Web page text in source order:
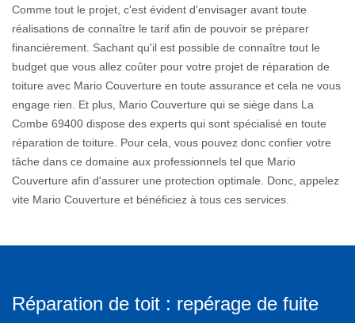
Comme tout le projet, c'est évident d'envisager avant toute
réalisations de connaître le tarif afin de pouvoir se préparer
financièrement. Sachant qu'il est possible de connaître tout le
budget que vous allez coûter pour votre projet de réparation de
toiture avec Mario Couverture en toute assurance et cela ne vous
engage rien. Et plus, Mario Couverture qui se siège dans La
Combe 69400 dispose des experts qui sont spécialisé en toute
réparation de toiture. Pour cela, vous pouvez donc confier votre
tâche dans ce domaine aux professionnels tel que Mario
Couverture afin d'assurer une protection optimale. Donc, appelez
vite Mario Couverture et bénéficiez à tous ces services.
Réparation de toit : repérage de fuite